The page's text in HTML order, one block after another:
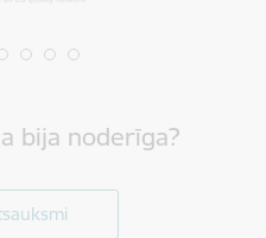
bija noderīga?